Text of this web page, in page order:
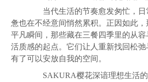
当代生活的节奏愈发匆忙，日
惫也在不经意间悄然累积。正因如此
平凡瞬间，那些藏在三餐四季里的从
活质感的起点。它们让人重新找回松
有了可以安放自我的空间。
SAKURA樱花深谙理想生活的